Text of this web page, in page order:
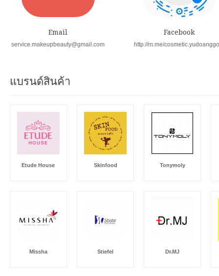
Email
service.makeupbeauty@gmail.com
Facebook
http://m.me/
แบรนด์สินค้า
Etude House Skinfood Tonymoly
Missha Stiefel Dr.MJ